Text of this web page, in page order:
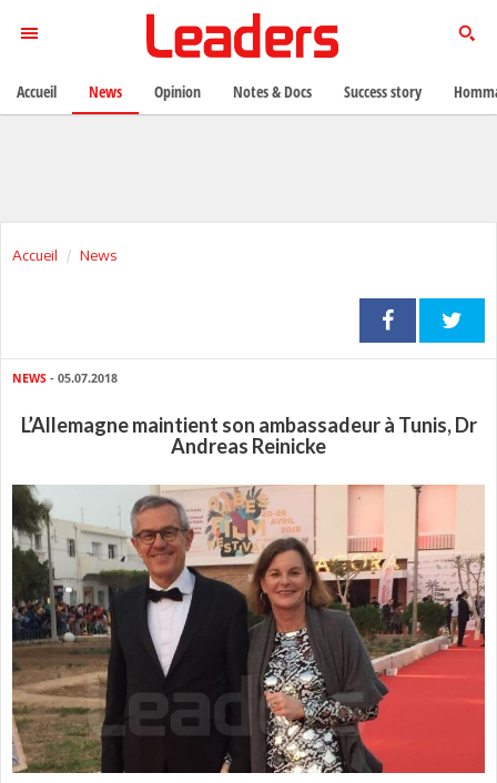
Accueil News
NEWS - 05.07.2018
L’Allemagne maintient son ambassadeur à Tunis, Dr
Andreas Reinicke
Accueil News Opinion Notes & Docs Success story